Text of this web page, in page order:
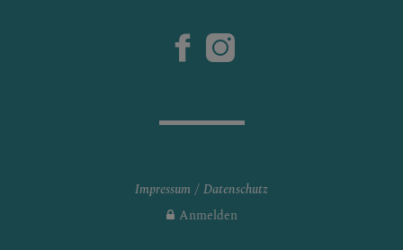
Impressum
Datenschutz
Anmelden